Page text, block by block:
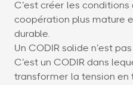
C’est créer les conditions
coopération plus mature
durable.
Un CODIR solide n’est
C’est un CODIR dans
transformer la tension en